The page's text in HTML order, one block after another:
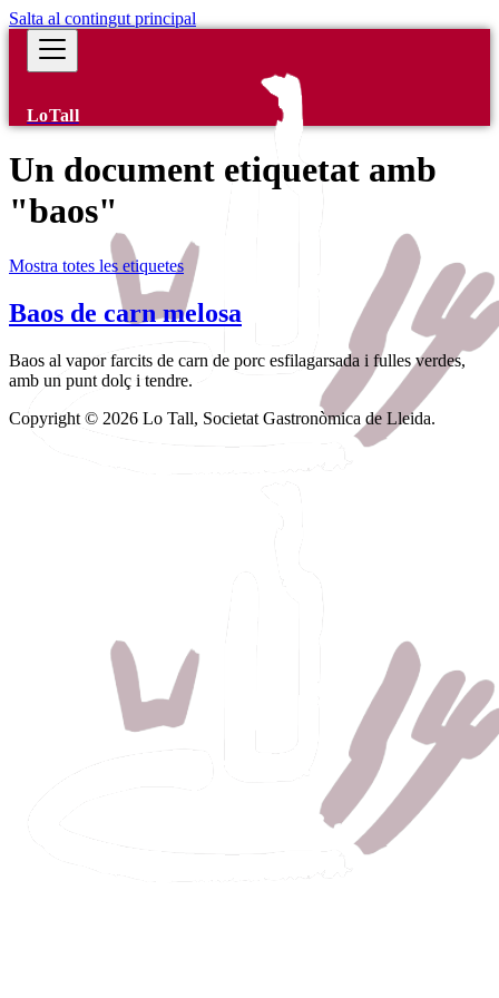
Salta al contingut principal
LoTall
Un document etiquetat amb
"baos"
Mostra totes les etiquetes
Baos de carn melosa
Baos al vapor farcits de carn de porc esfilagarsada i fulles verdes,
amb un punt dolç i tendre.
Copyright © 2026 Lo Tall, Societat Gastronòmica de Lleida.